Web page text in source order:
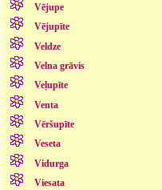
Vējupe
Vējupīte
Veldze
Velna grāvis
Veļupīte
Venta
Vēršupīte
Veseta
Vidurga
Viesata